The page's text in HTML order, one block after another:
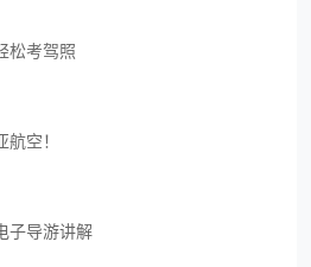
松考驾照
空！
子导游讲解